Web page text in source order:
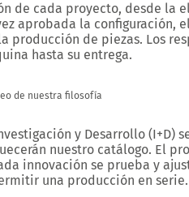
de cada proyecto, desde la
aprobada la configuración,
producción de piezas. Los
hasta su entrega.
de nuestra filosofía
y Desarrollo (I+D)
nuestro catálogo. El
innovación se prueba y
una producción en serie.